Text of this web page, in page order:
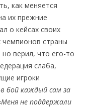
как меняется
их прежние
о кейсах своих
страны
но верил, что его-то
слаба,
игроки
бой каждый сам за
Меня не поддержали